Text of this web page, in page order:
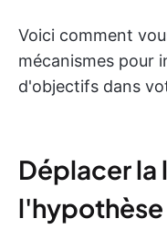
Voici comment
mécanismes pour
d'objectifs dans
Déplacer la